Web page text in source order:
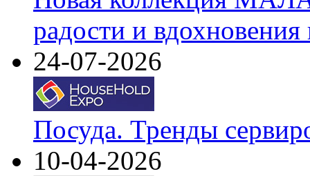
радости и
24-07-2026
Посуда. Тренды
10-04-2026